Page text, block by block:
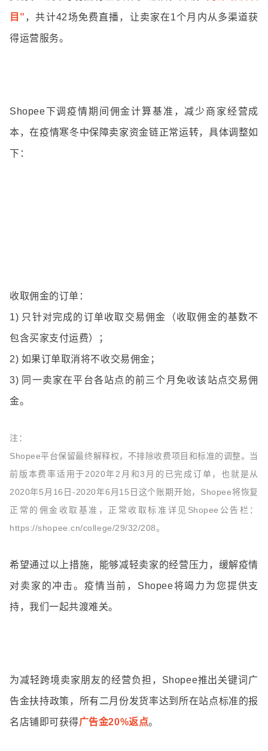
目” ，共计42场免费直播，让卖家在1个月内从多渠道获
得运营服务。
Shopee下调疫情期间佣金计算基准，减少商家经营成
本，在疫情寒冬中保障卖家资金链正常运转，具体调整如
下：
收取佣金的订单：
1) 只针对完成的订单收取交易佣金（收取佣金的基数不
包含买家支付运费）；
2) 如果订单取消将不收交易佣金；
3) 同一卖家在平台各站点的前三个月免收该站点交易佣
金。
注：
Shopee平台保留最终解释权，不排除收费项目和标准的调整。当
前版本费率适用于2020年2月和3月的已完成订单，也就是从
2020年5月16日-2020年6月15日这个账期开始，Shopee将恢复
正常的佣金收取基准，正常收取标准详见Shopee公告栏：
https://shopee.cn/college/29/32/208。
希望通过以上措施，能够减轻卖家的经营压力，缓解疫情
对卖家的冲击。疫情当前，Shopee将竭力为您提供支
持，我们一起共渡难关。
为减轻跨境卖家朋友的经营负担，Shopee推出关键词广
告金扶持政策，所有二月份发货率达到所在站点标准的报
名店铺即可获得广告金20%返点。